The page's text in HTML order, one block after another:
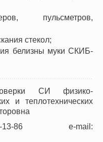
пульсметров,
стекол;
белизны муки СКИБ-
СИ физико-
и теплотехнических
13-86 e-mail: